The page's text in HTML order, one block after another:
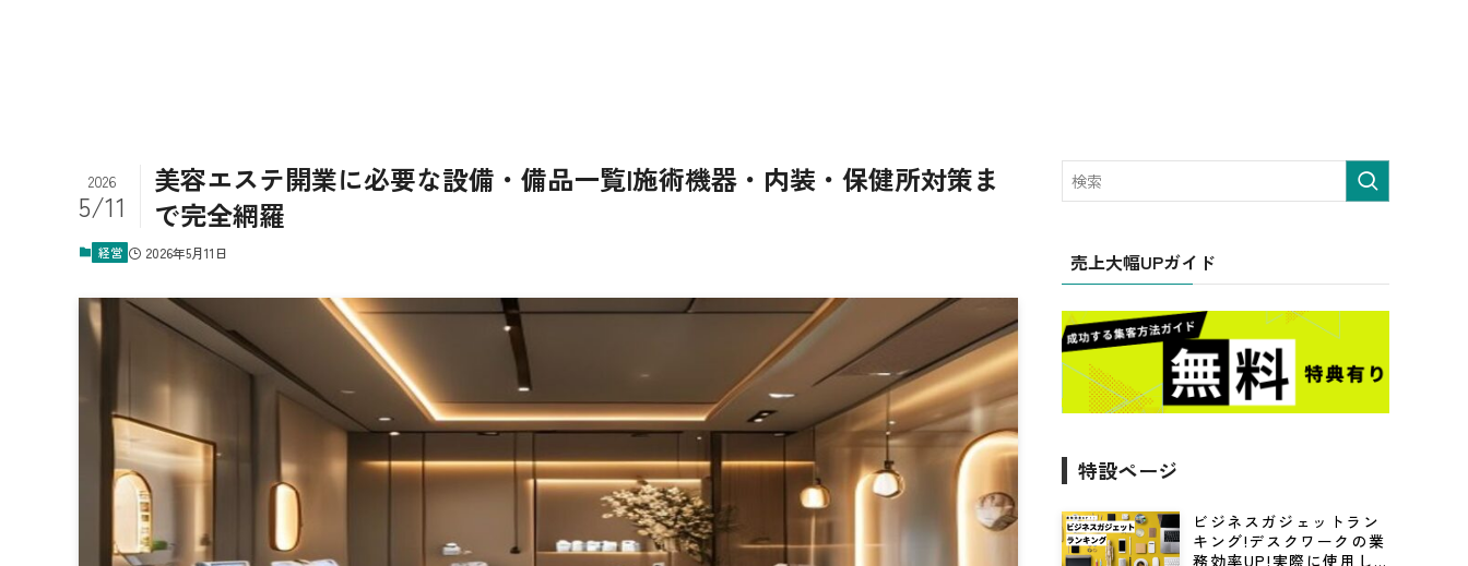
美容エステ開業に必要な設備・備品一覧|施術機器・内装・保健所対策ま
で完全網羅
2026
5/11
経営 2026年5月11日 売上大幅UPガイド
特設ページ
ビジネスガジェットラン
キング!デスクワークの業
務効率UP!実際に使用し